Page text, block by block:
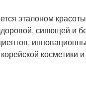
эталоном
сияющей и
косметики